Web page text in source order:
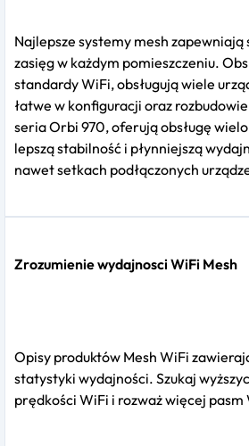
Najlepsze systemy mesh zapewniają
zasięg w każdym pomieszczeniu.
standardy WiFi, obsługują wiele
łatwe w konfiguracji oraz
seria Orbi 970, oferują obsługę
lepszą stabilność i płynniejszą
nawet setkach podłączonych
Zrozumienie wydajnosci WiFi Mesh
Opisy produktów Mesh WiFi
statystyki wydajności. Szukaj
prędkości WiFi i rozważ więcej pasm